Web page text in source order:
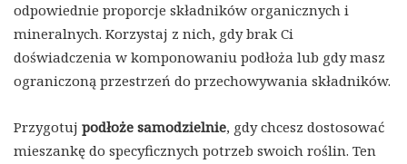
odpowiednie proporcje składników organicznych i
mineralnych. Korzystaj z nich, gdy brak Ci
doświadczenia w komponowaniu podłoża lub gdy masz
ograniczoną przestrzeń do przechowywania składników.
Przygotuj podłoże samodzielnie, gdy chcesz dostosować
mieszankę do specyficznych potrzeb swoich roślin. Ten